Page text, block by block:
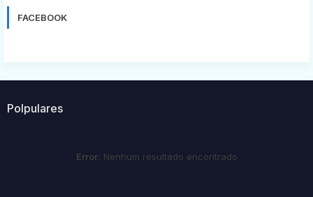
FACEBOOK
Polpulares
Error: Nenhum resultado encontrado